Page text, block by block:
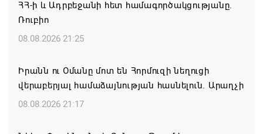
ՀՀ-ի և Ադրբեջանի հետ համագործակցությանը.
Ռուբիո
08.08.2026 21:25
Իրանն ու Օմանը մոտ են Հորմուզի նեղուցի
վերաբերյալ համաձայնության հասնելուն. Արաղչի
08.08.2026 21:17